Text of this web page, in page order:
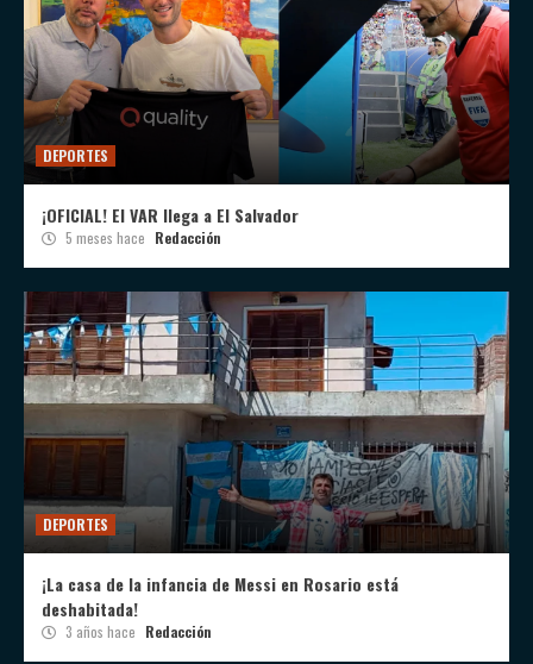
DEPORTES
¡OFICIAL! El VAR llega a El Salvador
5 meses hace Redacción
DEPORTES
¡La casa de la infancia de Messi en Rosario está
deshabitada!
3 años hace Redacción